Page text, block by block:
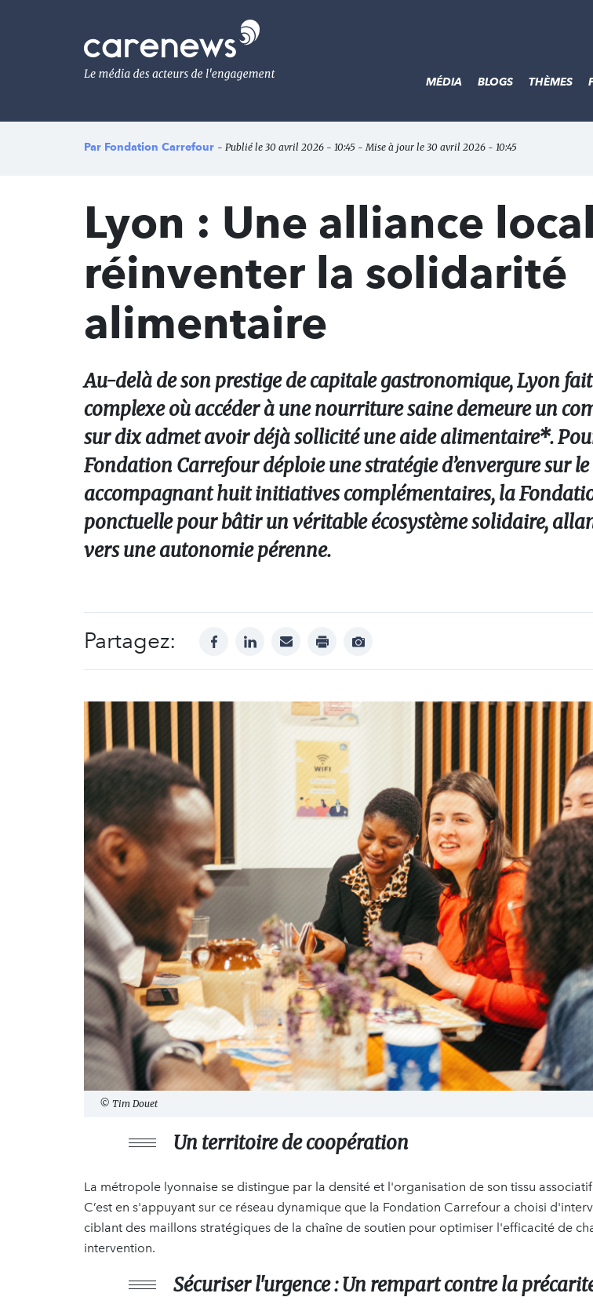
Le
média
de
l'engagement
MÉDIA BLOGS THÈMES
Par Fondation Carrefour - Publié le 30 avril 2026 - 10:45 - Mise à jour le 30 avril 2026 - 10:45
Lyon : Une alliance
réinventer la solidarité
alimentaire
Au-delà de son prestige de capitale gastronomique, Lyon
complexe où accéder à une nourriture saine demeure un
sur dix admet avoir déjà sollicité une aide alimentaire*.
Fondation Carrefour déploie une stratégie d’envergure sur
accompagnant huit initiatives complémentaires, la
ponctuelle pour bâtir un véritable écosystème solidaire,
vers une autonomie pérenne.
Partagez: facebooklinkedinmail print
Afficher
© Tim Douet
Un territoire de coopération
La métropole lyonnaise se distingue par la densité et l'organisation de son tissu
C’est en s'appuyant sur ce réseau dynamique que la Fondation Carrefour a choisi
ciblant des maillons stratégiques de la chaîne de soutien pour optimiser l'efficacité de
intervention.
Sécuriser l'urgence : Un rempart contre la